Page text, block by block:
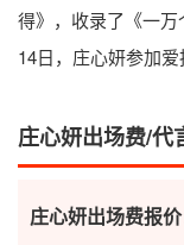
得》，收录了《一
14日，庄心妍参加
庄心妍出场费/代
庄心妍出场费报价